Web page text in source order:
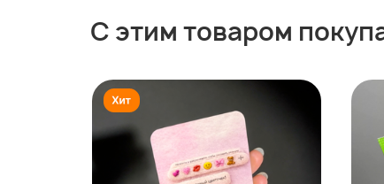
С этим товаром